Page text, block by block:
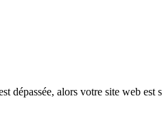
alors votre site web